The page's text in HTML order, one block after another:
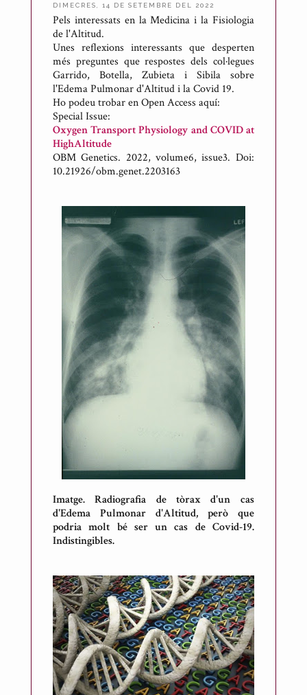
DIMECRES, 14 DE SETEMBRE DEL 2022
P
u
b
l
i
c
a
t
p
e
o
n
e
Pels interessats en la Medicina i la Fisiologia
de l'Altitud.
Unes reflexions interessants que desperten
més preguntes que respostes dels col·legues
Garrido, Botella, Zubieta i Sibila sobre
l'Edema Pulmonar d'Altitud i la Covid 19.
Ho podeu trobar en Open Access aquí:
Special Issue:
Oxygen Transport Physiology and COVID at
HighAltitude
OBM Genetics. 2022, volume6, issue3. Doi:
10.21926/obm.genet.2203163
Imatge. Radiografia de tòrax d'un cas
d'Edema Pulmonar d'Altitud, però que
podria molt bé ser un cas de Covid-19.
Indistingibles.